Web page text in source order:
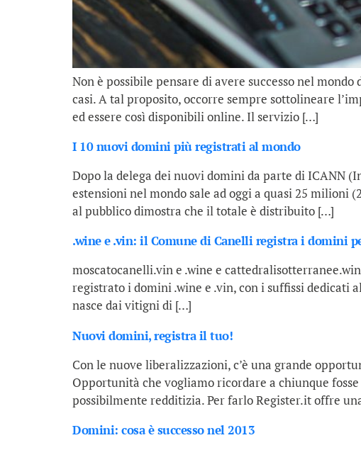
Non è possibile pensare di avere successo nel
casi. A tal proposito, occorre sempre sottolineare
ed essere così disponibili online. Il servizio […]
I 10 nuovi domini più registrati al mondo
Dopo la delega dei nuovi domini da parte di ICANN
estensioni nel mondo sale ad oggi a quasi 25
al pubblico dimostra che il totale è distribuito […]
.wine e .vin: il Comune di Canelli registra i domini
moscatocanelli.vin e .wine e
registrato i domini .wine e .vin, con i suffissi dedicati
nasce dai vitigni di […]
Nuovi domini, registra il tuo!
Con le nuove liberalizzazioni, c’è una grande
Opportunità che vogliamo ricordare a chiunque
possibilmente redditizia. Per farlo Register.it offre
Domini: cosa è successo nel 2013